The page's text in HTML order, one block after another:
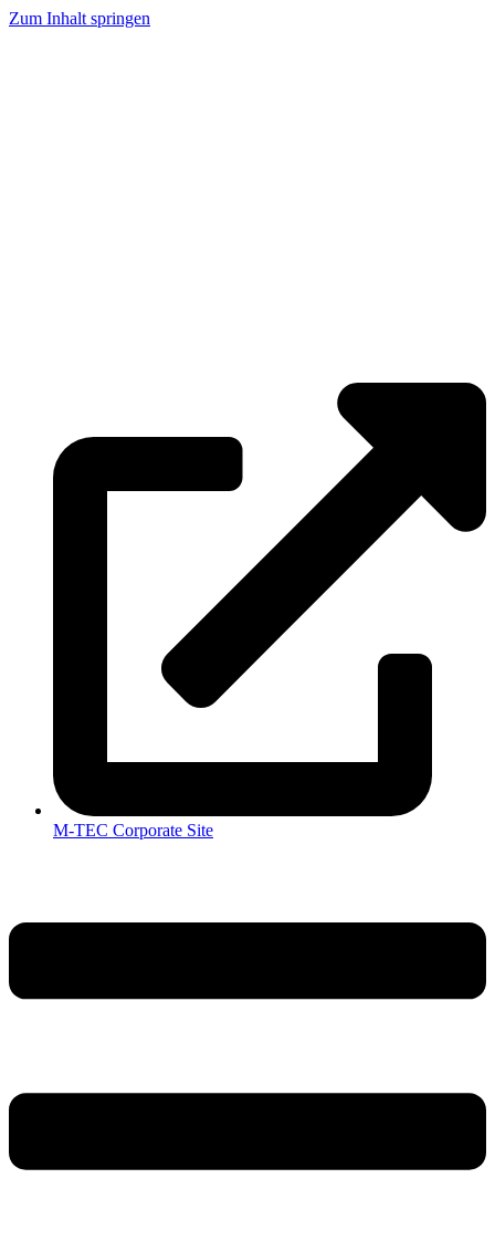
Zum Inhalt springen
M-TEC Corporate Site